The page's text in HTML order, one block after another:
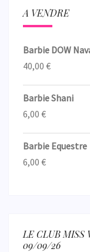
A VENDRE
Barbie DOW
40,00 €
Barbie Shani
6,00 €
Barbie Equestre
6,00 €
LE CLUB
09/09/26